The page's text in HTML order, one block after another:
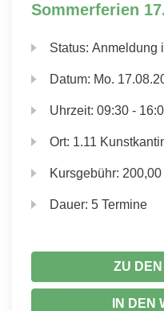
Sommerferien
Status:Anmeldung
Datum: Mo.
Uhrzeit:09:30 -
Ort: 1.11
Kursgebühr:
Dauer:5 Termine
ZU
IN DEN